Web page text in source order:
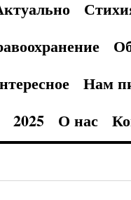
Нам
2025 О нас